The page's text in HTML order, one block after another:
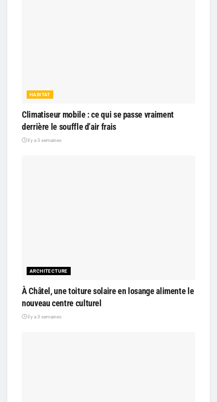
HABITAT
Climatiseur mobile : ce qui se passe vraiment
derrière le souffle d’air frais
il y a 3 semaines
ARCHITECTURE
À Châtel, une toiture solaire en losange alimente le
nouveau centre culturel
il y a 3 semaines